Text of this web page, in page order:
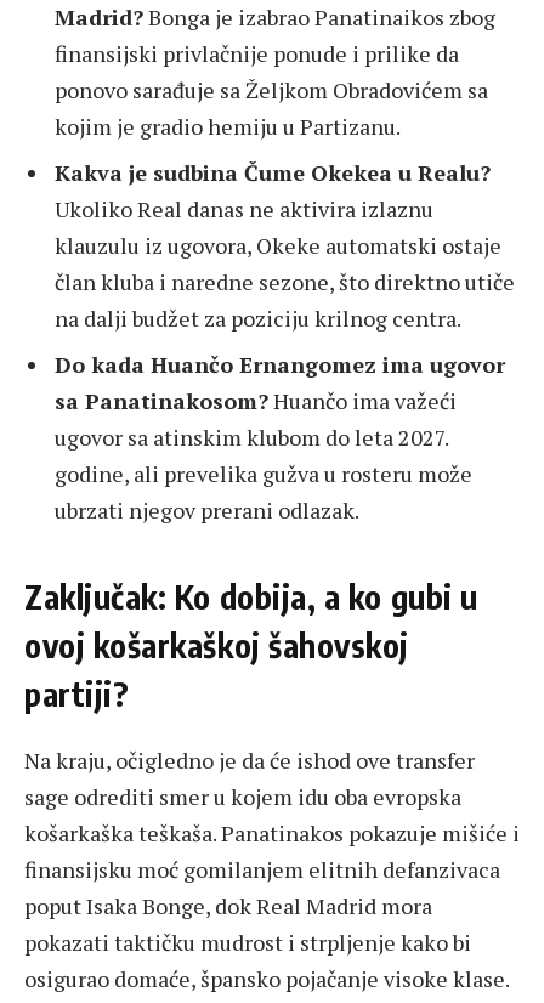
Madrid?Bonga je izabrao Panatinaikos zbog
finansijski privlačnije ponude i prilike da
ponovo sarađuje sa Željkom Obradovićem sa
kojim je gradio hemiju u Partizanu.
Kakva je sudbina Čume Okekea u Realu?
Ukoliko Real danas ne aktivira izlaznu
klauzulu iz ugovora, Okeke automatski ostaje
član kluba i naredne sezone, što direktno utiče
na dalji budžet za poziciju krilnog centra.
Do kada Huančo Ernangomez ima ugovor
sa Panatinakosom?Huančo ima važeći
ugovor sa atinskim klubom do leta 2027.
godine, ali prevelika gužva u rosteru može
ubrzati njegov prerani odlazak.
Zaključak: Ko dobija, a ko gubi u
ovoj košarkaškoj šahovskoj
partiji?
Na kraju, očigledno je da će ishod ove transfer
sage odrediti smer u kojem idu oba evropska
košarkaška teškaša. Panatinakos pokazuje mišiće i
finansijsku moć gomilanjem elitnih defanzivaca
poput Isaka Bonge, dok Real Madrid mora
pokazati taktičku mudrost i strpljenje kako bi
osigurao domaće, špansko pojačanje visoke klase.